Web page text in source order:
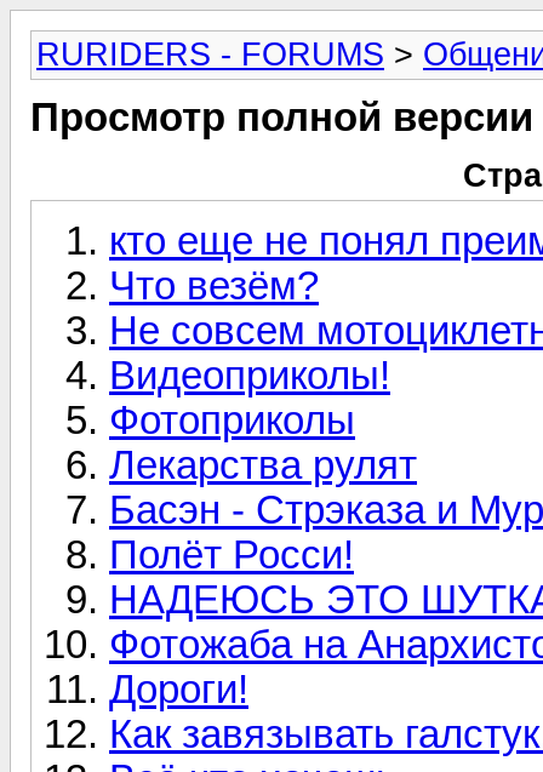
RURIDERS - FORUMS >
Просмотр полной
кто еще не понял
Что везём?
Не совсем
Видеоприколы!
Фотоприколы
Лекарства рулят
Басэн - Стрэказа и
Полёт Росси!
НАДЕЮСЬ ЭТО
Фотожаба на
Дороги!
Как завязывать